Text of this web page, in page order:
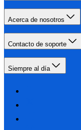
Acerca de nosotros
Contacto de soporte
Siempre al día